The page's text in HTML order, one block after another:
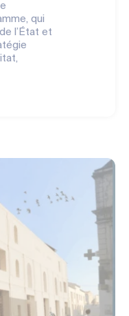
qui
l’État et